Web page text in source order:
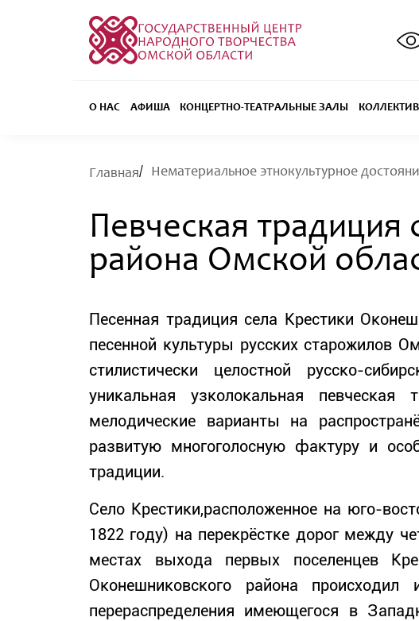
О НАС АФИША КОНЦЕРТНО-ТЕАТРАЛЬНЫЕ ЗАЛЫ
Главная Нематериальное этнокультурное
Певческая
района Омской
Песенная традиция села Крестики
песенной культуры русских старожилов
стилистически целостной русско-
уникальная узколокальная
мелодические варианты на
развитую многоголосную фактуру и
традиции.
Село Крестики,расположенное на юго-
1822 году) на перекрёстке дорог между
местах выхода первых поселенцев
Оконешниковского района
перераспределения имеющегося в